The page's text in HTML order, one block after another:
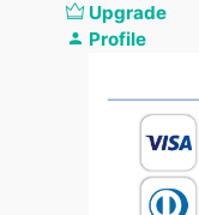
Upgrade
Profile